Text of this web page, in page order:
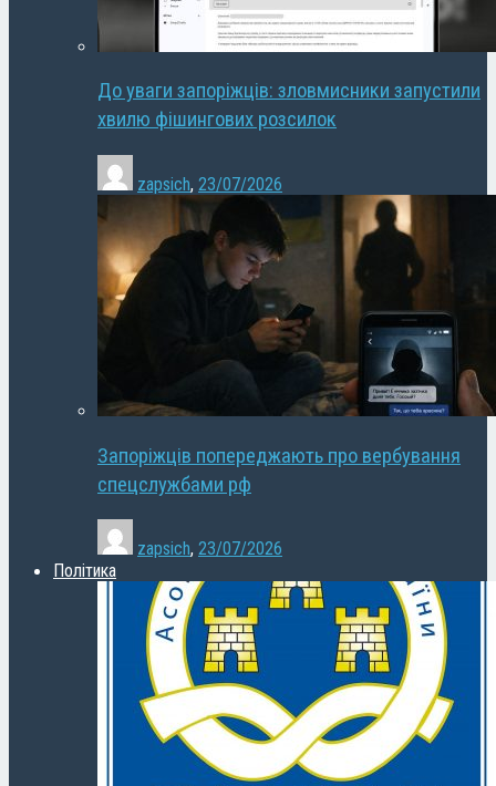
До уваги запоріжців: зловмисники запустили
хвилю фішингових розсилок
zapsich, 23/07/2026
Запоріжців попереджають про вербування
спецслужбами рф
zapsich, 23/07/2026
Політика